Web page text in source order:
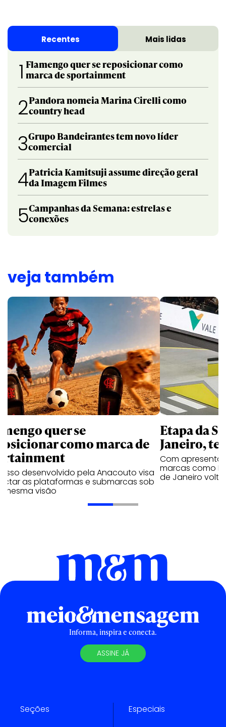
Recentes Mais lidas
1 Flamengo quer se reposicionar como
marca de sportainment
2Pandora nomeia Marina Cirelli como
country head
3Grupo Bandeirantes tem novo líder
comercial
4Patricia Kamitsuji assume direção geral
da Imagem Filmes
5Campanhas da Semana: estrelas e
conexões
veja também
quer se
como marca de
desenvolvido pela Anacouto visa
as plataformas e submarcas sob
mesma visão
Etapa da
Janeiro,
Com
marcas como
de Janeiro
Informa, inspira e conecta.
ASSINE JÁ
Seções Especiais